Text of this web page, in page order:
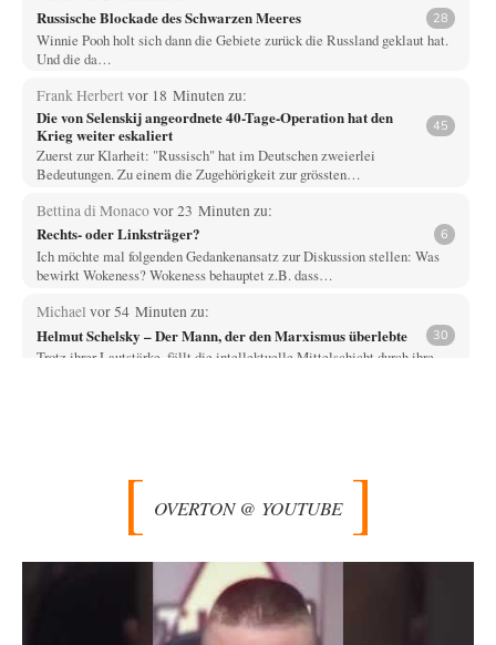
Russische Blockade des Schwarzen Meeres 28
Winnie Pooh holt sich dann die Gebiete zurück die Russland geklaut hat.
Und die da…
Frank Herbertvor 18 Minuten zu:
Die von Selenskij angeordnete 40-Tage-Operation hat den
Krieg weiter eskaliert
45
Zuerst zur Klarheit: "Russisch" hat im Deutschen zweierlei
Bedeutungen. Zu einem die Zugehörigkeit zur grössten…
Bettina di Monacovor 23 Minuten zu:
Rechts- oder Linksträger? 6
Ich möchte mal folgenden Gedankenansatz zur Diskussion stellen: Was
bewirkt Wokeness? Wokeness behauptet z.B. dass…
Michael vor 54 Minuten zu:
Helmut Schelsky – Der Mann, der den Marxismus überlebte 30
Trotz ihrer Lautstärke, fällt die intellektuelle Mittelschicht durch ihre
doch ein typisch…
DIRTY OPERATING SYSTEM vor 1 Stunde zu:
Wie arm sind wir, Herr Schneider?
@AeaP Vor der "Wende" 1989/90 gab es im Wertewesten schon eine
Wende, die "geistig-moralische Wende"…
vor 3 Stunden zu:
Absurde Debatte um Ceuta-„Invasion“ durch Marokko
OVERTON @ YOUTUBE